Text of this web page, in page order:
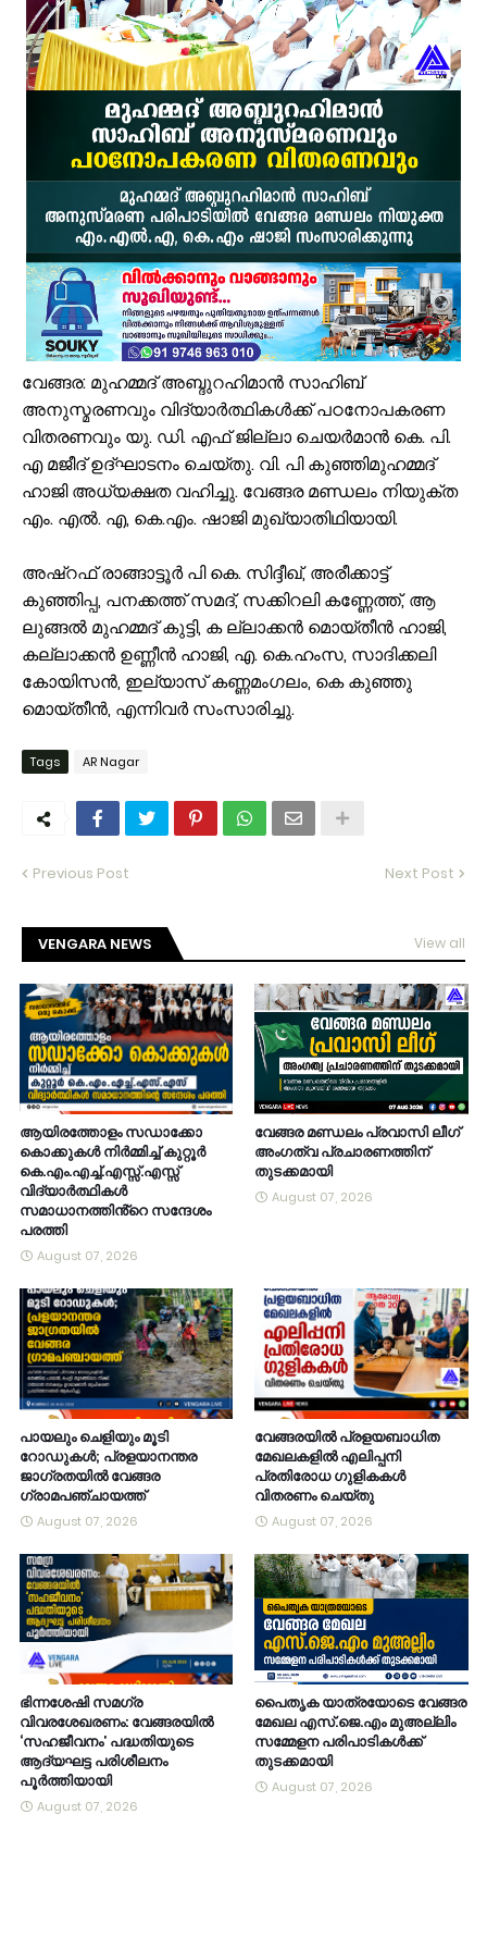
ഓണം അടുത്തെത്തി; ഏത്തപ്പഴത്തിന് പൊള്ളുന്ന വില നാൽപതിൽനിന്ന്
വേങ്ങരയിൽ വെള്ളക്കെട്ട് രൂക്ഷം; ദുരിതബാധിതർക്ക് ആശ്വാസവുമായി
പ്രായം തടസ്സമല്ല; തിരൂരങ്ങാടി നഗരസഭയിൽ പ്ലസ് ടൂ
വേങ്ങരയുടെ അഭിമാനമായി ഹിപ്നോട്ടിസ്റ്റ് മുഹമ്മദ് റിയാസ്;
വാട്ടർ ടാങ്ക് വൃത്തിയാക്കുന്നതിനിടെ കെട്ടിടത്തിന്റെ മുകളിൽ നിന്ന്
ഉദ്യോഗസ്ഥ സംഘം പാണക്കാട് മണ്ണിടിച്ചിൽ ഉണ്ടായ സ്ഥലം
ചക്രവാതച്ചുഴിയുടെ സ്വാധീനം: സംസ്ഥാനത്ത് ഓഗസ്റ്റ് 7 വരെ മഴ
ആയിരത്തോളം സഡാക്കോ കൊക്കുകൾ നിർമ്മിച്ച് കുറ്റൂർ
പാണക്കാട്ട് മണ്ണിടിച്ചിൽ; അനധികൃത പാറ പൊട്ടിക്കലാണ്
വേങ്ങര മണ്ഡലം പ്രവാസി ലീഗ് അംഗത്വ പ്രചാരണത്തിന്
വേങ്ങര: മുഹമ്മദ് അബ്ദുറഹിമാൻ സാഹിബ്
അനുസ്മരണവും വിദ്യാർത്ഥികൾക്ക് പഠനോപകരണ
വിതരണവും യു. ഡി. എഫ് ജില്ലാ ചെയർമാൻ കെ. പി.
എ മജീദ് ഉദ്ഘാടനം ചെയ്തു. വി. പി കുഞ്ഞിമുഹമ്മദ്
ഹാജി അധ്യക്ഷത വഹിച്ചു. വേങ്ങര മണ്ഡലം നിയുക്ത
എം. എൽ. എ, കെ.എം. ഷാജി മുഖ്യാതിഥിയായി.
അഷ്റഫ് രാങ്ങാട്ടൂർ പി കെ. സിദ്ദീഖ്, അരീക്കാട്ട്
കുഞ്ഞിപ്പ, പനക്കത്ത് സമദ്, സക്കിറലി കണ്ണേത്ത്, ആ
ലുങ്ങൽ മുഹമ്മദ് കുട്ടി, ക ല്ലാക്കൻ മൊയ്തീൻ ഹാജി,
കല്ലാക്കൻ ഉണ്ണീൻ ഹാജി, എ. കെ.ഹംസ, സാദിക്കലി
കോയിസൻ, ഇല്യാസ് കണ്ണമംഗലം, കെ കുഞ്ഞു
മൊയ്തീൻ, എന്നിവർ സംസാരിച്ചു.
Tags AR Nagar
Previous Post Next Post
VENGARA NEWS View all
ആയിരത്തോളം സഡാക്കോ
കൊക്കുകൾ നിർമ്മിച്ച് കുറ്റൂർ
കെ.എം.എച്ച്.എസ്സ്.എസ്സ്
വിദ്യാർത്ഥികൾ
സമാധാനത്തിൻ്റെ സന്ദേശം
പരത്തി
August 07, 2026
വേങ്ങര മണ്ഡലം പ്രവാസി ലീഗ്
അംഗത്വ പ്രചാരണത്തിന്
തുടക്കമായി
August 07, 2026
പായലും ചെളിയും മൂടി
റോഡുകൾ; പ്രളയാനന്തര
ജാഗ്രതയിൽ വേങ്ങര
ഗ്രാമപഞ്ചായത്ത്
August 07, 2026
വേങ്ങരയിൽ പ്രളയബാധിത
മേഖലകളിൽ എലിപ്പനി
പ്രതിരോധ ഗുളികകൾ
വിതരണം ചെയ്തു
August 07, 2026
ഭിന്നശേഷി സമഗ്ര
വിവരശേഖരണം: വേങ്ങരയിൽ
‘സഹജീവനം’ പദ്ധതിയുടെ
ആദ്യഘട്ട പരിശീലനം
പൂർത്തിയായി
August 07, 2026
പൈതൃക യാത്രയോടെ വേങ്ങര
മേഖല എസ്.ജെ.എം മുഅല്ലിം
സമ്മേളന പരിപാടികൾക്ക്
തുടക്കമായി
August 07, 2026